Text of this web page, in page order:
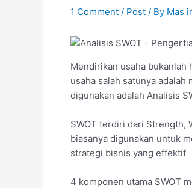
1 Comment / Post / By Mas
Mendirikan usaha bukanlah
usaha salah satunya
digunakan adalah Analisis
SWOT terdiri dari Strength,
biasanya digunakan untuk
strategi bisnis yang effektif
4 komponen utama SWOT